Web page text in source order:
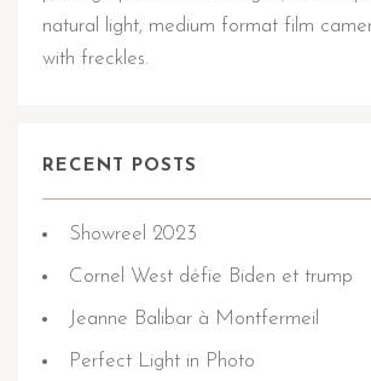
natural light, medium format film
with freckles.
RECENT POSTS
Showreel 2023
Cornel West défie Biden et trump
Jeanne Balibar à Montfermeil
Perfect Light in Photo